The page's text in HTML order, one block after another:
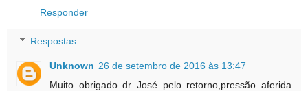
Responder
Respostas
Unknown 26 de setembro de 2016 às 13:47
Muito obrigado dr José pelo retorno,pressão aferida